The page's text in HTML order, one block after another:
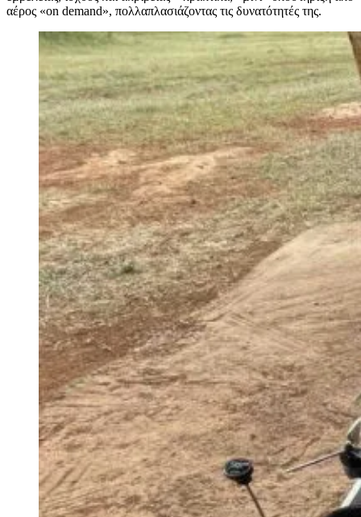
αέρος «on demand», πολλαπλασιάζοντας τις δυνατότητές της.